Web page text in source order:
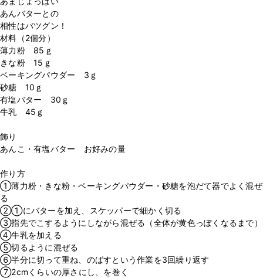
あんバターとの
相性はバツグン！
材料（2個分）
薄力粉 85ｇ
きな粉 15ｇ
ベーキングパウダー 3ｇ
砂糖 10ｇ
有塩バター 30ｇ
牛乳 45ｇ
飾り
あんこ・有塩バター お好みの量
作り方
①薄力粉・きな粉・ベーキングパウダー・砂糖を泡だて器でよく混ぜ
る
②①にバターを加え、スケッパーで細かく切る
③指先でこするようにしながら混ぜる（全体が黄色っぽくなるまで）
④牛乳を加える
⑤切るように混ぜる
⑥半分に切って重ね、のばすという作業を3回繰り返す
⑦2cmくらいの厚さにし、を巻く